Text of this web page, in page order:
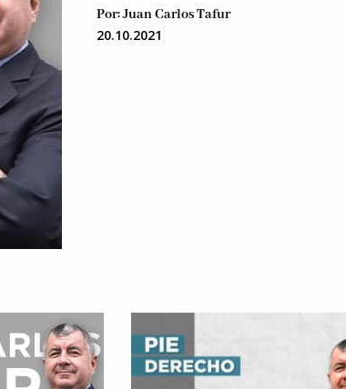
Por:Juan Carlos Tafur
20.10.2021